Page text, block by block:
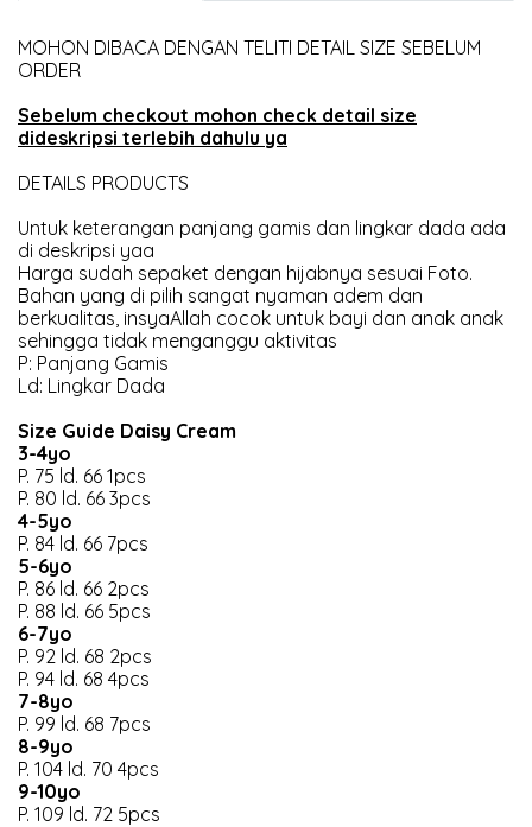
MOHON DIBACA DENGAN TELITI DETAIL SIZE SEBELUM
ORDER
Sebelum checkout mohon check detail size
dideskripsi terlebih dahulu ya
DETAILS PRODUCTS
Untuk keterangan panjang gamis dan lingkar dada ada
di deskripsi yaa
Harga sudah sepaket dengan hijabnya sesuai Foto.
Bahan yang di pilih sangat nyaman adem dan
berkualitas, insyaAllah cocok untuk bayi dan anak anak
sehingga tidak menganggu aktivitas
P: Panjang Gamis
Ld: Lingkar Dada
Size Guide Daisy Cream
3-4yo
P. 75 ld. 66 1pcs
P. 80 ld. 66 3pcs
4-5yo
P. 84 ld. 66 7pcs
5-6yo
P. 86 ld. 66 2pcs
P. 88 ld. 66 5pcs
6-7yo
P. 92 ld. 68 2pcs
P. 94 ld. 68 4pcs
7-8yo
P. 99 ld. 68 7pcs
8-9yo
P. 104 ld. 70 4pcs
9-10yo
P. 109 ld. 72 5pcs